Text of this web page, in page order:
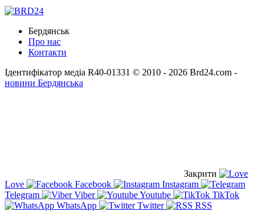
Бердянськ
Про нас
Контакти
Ідентифікатор медіа R40-01331 © 2010 - 2026 Brd24.com -
новини Бердянська
Закрити
Love
Facebook
Instagram
Telegram
Viber Youtube
TikTok
WhatsApp
Twitter RSS